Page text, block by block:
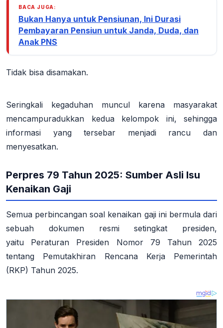
BACA JUGA:
Bukan Hanya untuk Pensiunan, Ini Durasi
Pembayaran Pensiun untuk Janda, Duda, dan
Anak PNS
Tidak bisa disamakan.
Seringkali kegaduhan muncul karena masyarakat
mencampuradukkan kedua kelompok ini, sehingga
informasi yang tersebar menjadi rancu dan
menyesatkan.
Perpres 79 Tahun 2025: Sumber Asli Isu
Kenaikan Gaji
Semua perbincangan soal kenaikan gaji ini bermula dari
sebuah dokumen resmi setingkat presiden,
yaitu Peraturan Presiden Nomor 79 Tahun 2025
tentang Pemutakhiran Rencana Kerja Pemerintah
(RKP) Tahun 2025.